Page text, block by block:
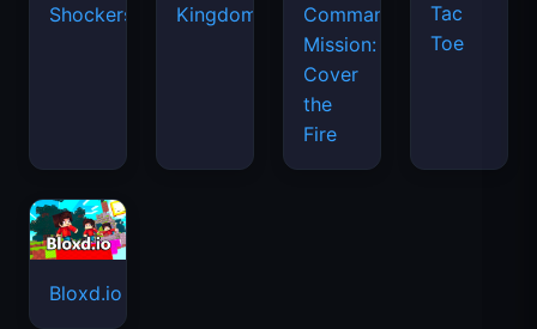
Shockers
Kingdom
Commando
Mission:
Cover
the
Fire
Tac
Toe
Bloxd.io